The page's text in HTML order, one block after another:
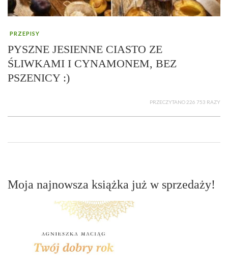
PRZEPISY
PYSZNE JESIENNE CIASTO ZE
ŚLIWKAMI I CYNAMONEM, BEZ
PSZENICY :)
PRZECZYTANO 226 753 RAZY
Moja najnowsza książka już w sprzedaży!